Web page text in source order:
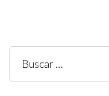
Buscar: